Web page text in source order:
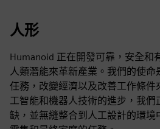
人形
Humanoid 正在開發可靠，安全和
人類潛能來革新產業。我們的使
任務，改變經濟以及改善工作條件
工智能和機器人技術的進步，我們
缺，並無縫整合到人工設計的環境